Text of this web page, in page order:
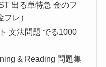
出る単特急 金のフ
レ）
文法問題 でる1000
& Reading 問題集